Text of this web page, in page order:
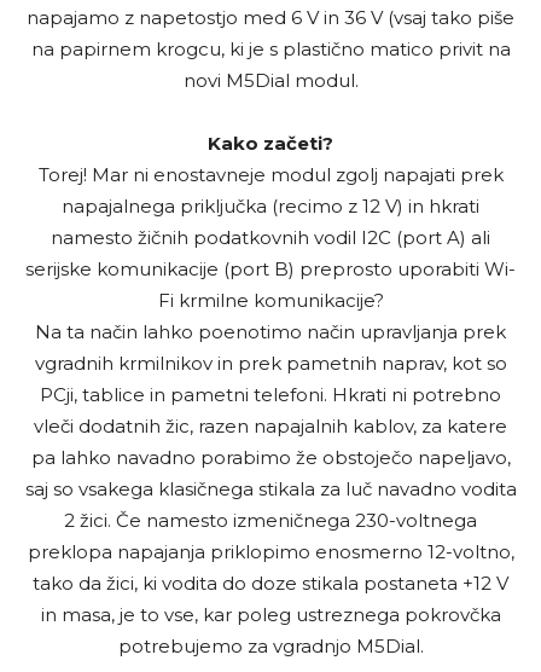
napajamo z napetostjo med 6 V in 36 V (vsaj tako piše
na papirnem krogcu, ki je s plastično matico privit na
novi M5Dial modul.
Kako začeti?
Torej! Mar ni enostavneje modul zgolj napajati prek
napajalnega priključka (recimo z 12 V) in hkrati
namesto žičnih podatkovnih vodil I2C (port A) ali
serijske komunikacije (port B) preprosto uporabiti Wi-
Fi krmilne komunikacije?
Na ta način lahko poenotimo način upravljanja prek
vgradnih krmilnikov in prek pametnih naprav, kot so
PCji, tablice in pametni telefoni. Hkrati ni potrebno
vleči dodatnih žic, razen napajalnih kablov, za katere
pa lahko navadno porabimo že obstoječo napeljavo,
saj so vsakega klasičnega stikala za luč navadno vodita
2 žici. Če namesto izmeničnega 230-voltnega
preklopa napajanja priklopimo enosmerno 12-voltno,
tako da žici, ki vodita do doze stikala postaneta +12 V
in masa, je to vse, kar poleg ustreznega pokrovčka
potrebujemo za vgradnjo M5Dial.